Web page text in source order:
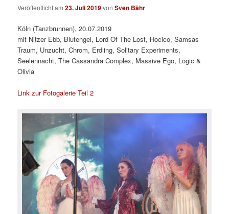
Veröffentlicht am23. Juli 2019vonSven Bähr
Köln (Tanzbrunnen), 20.07.2019
mit Nitzer Ebb, Blutengel, Lord Of The Lost, Hocico, Samsas
Traum, Unzucht, Chrom, Erdling, Solitary Experiments,
Seelennacht, The Cassandra Complex, Massive Ego, Logic &
Olivia
Link zur Fotogalerie Teil 2